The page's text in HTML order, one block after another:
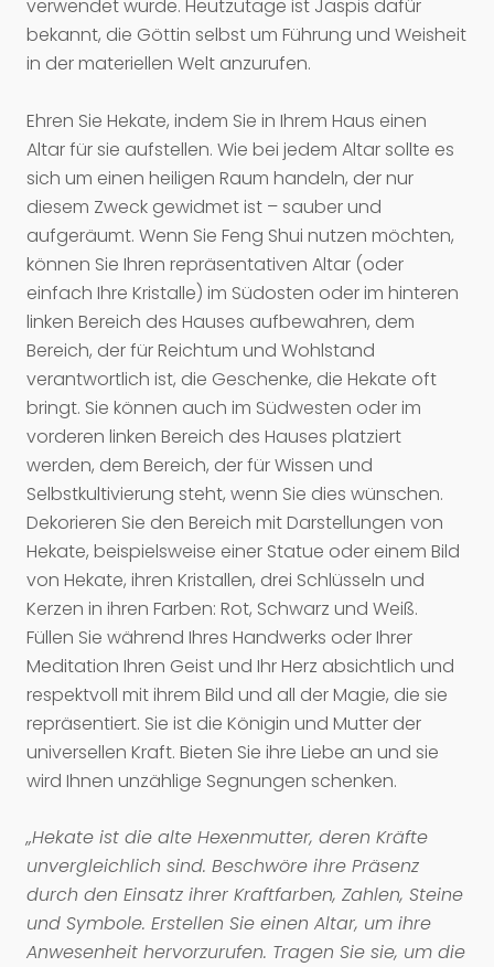
verwendet wurde. Heutzutage ist Jaspis dafür
bekannt, die Göttin selbst um Führung und Weisheit
in der materiellen Welt anzurufen.
Ehren Sie Hekate, indem Sie in Ihrem Haus einen
Altar für sie aufstellen. Wie bei jedem Altar sollte es
sich um einen heiligen Raum handeln, der nur
diesem Zweck gewidmet ist – sauber und
aufgeräumt. Wenn Sie Feng Shui nutzen möchten,
können Sie Ihren repräsentativen Altar (oder
einfach Ihre Kristalle) im Südosten oder im hinteren
linken Bereich des Hauses aufbewahren, dem
Bereich, der für Reichtum und Wohlstand
verantwortlich ist, die Geschenke, die Hekate oft
bringt. Sie können auch im Südwesten oder im
vorderen linken Bereich des Hauses platziert
werden, dem Bereich, der für Wissen und
Selbstkultivierung steht, wenn Sie dies wünschen.
Dekorieren Sie den Bereich mit Darstellungen von
Hekate, beispielsweise einer Statue oder einem Bild
von Hekate, ihren Kristallen, drei Schlüsseln und
Kerzen in ihren Farben: Rot, Schwarz und Weiß.
Füllen Sie während Ihres Handwerks oder Ihrer
Meditation Ihren Geist und Ihr Herz absichtlich und
respektvoll mit ihrem Bild und all der Magie, die sie
repräsentiert. Sie ist die Königin und Mutter der
universellen Kraft. Bieten Sie ihre Liebe an und sie
wird Ihnen unzählige Segnungen schenken.
„Hekate ist die alte Hexenmutter, deren Kräfte
unvergleichlich sind. Beschwöre ihre Präsenz
durch den Einsatz ihrer Kraftfarben, Zahlen, Steine
​​und Symbole. Erstellen Sie einen Altar, um ihre
Anwesenheit hervorzurufen. Tragen Sie sie, um die